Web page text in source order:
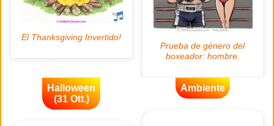
Halloween
(31 Ott.)
Ambiente